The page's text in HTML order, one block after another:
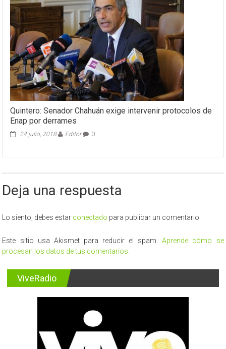
Quintero: Senador Chahuán exige intervenir protocolos de
Enap por derrames
24 julio, 2018 Editor 0
Deja una respuesta
Lo siento, debes estar conectado para publicar un comentario.
Este sitio usa Akismet para reducir el spam.Aprende cómo se
procesan los datos de tus comentarios.
ViveRadio